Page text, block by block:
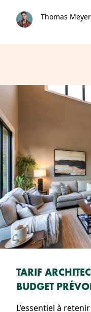
Thomas Meyer
TARIF
BUDGET
L’essentiel à